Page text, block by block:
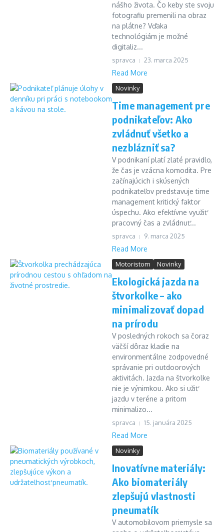
nášho života. Čo keby ste svoju
fotografiu premenili na obraz
na plátne? Vďaka
technológiám je možné
digitaliz...
spravca 23. marca 2025
Read More
Novinky
Time management pre
podnikateľov: Ako
zvládnuť všetko a
nezblázniť sa?
V podnikaní platí zlaté pravidlo,
že čas je vzácna komodita. Pre
začínajúcich i skúsených
podnikateľov predstavuje time
management kritický faktor
úspechu. Ako efektívne využiť
pracovný čas a zvládnuť...
spravca 9. marca 2025
Read More
Motoristom Novinky
Ekologická jazda na
štvorkolke – ako
minimalizovať dopad
na prírodu
V posledných rokoch sa čoraz
väčší dôraz kladie na
environmentálne zodpovedné
správanie pri outdoorových
aktivitách. Jazda na štvorkolke
nie je výnimkou. Ako si užiť
jazdu v teréne a pritom
minimalizo...
spravca 15. januára 2025
Read More
Novinky
Inovatívne materiály:
Ako biomateriály
zlepšujú vlastnosti
pneumatík
V automobilovom priemysle sa